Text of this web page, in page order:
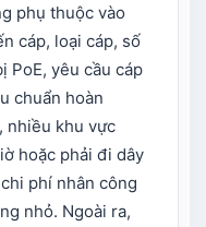
phụ thuộc vào
cáp, loại cáp, số
PoE, yêu cầu cáp
chuẩn hoàn
nhiều khu vực
hoặc phải đi dây
phí nhân công
nhỏ. Ngoài ra,